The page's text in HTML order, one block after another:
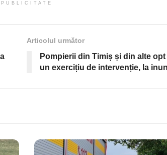
PUBLICITATE
Articolul următor
Pompierii din Timiș și din alte
un exercițiu de intervenție, la